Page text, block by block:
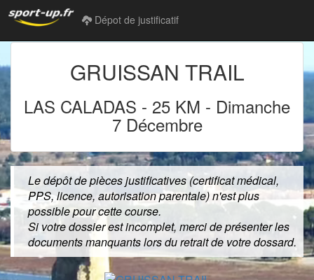
Dépot de justificatif
GRUISSAN TRAIL
LAS CALADAS - 25 KM - Dimanche
7 Décembre
Le dépôt de pièces justificatives (certificat médical,
PPS, licence, autorisation parentale) n'est plus
possible pour cette course.
Si votre dossier est incomplet, merci de présenter les
documents manquants lors du retrait de votre dossard.